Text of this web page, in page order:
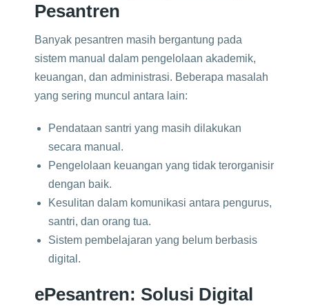
Pesantren
Banyak pesantren masih bergantung pada
sistem manual dalam pengelolaan akademik,
keuangan, dan administrasi. Beberapa masalah
yang sering muncul antara lain:
Pendataan santri yang masih dilakukan
secara manual.
Pengelolaan keuangan yang tidak terorganisir
dengan baik.
Kesulitan dalam komunikasi antara pengurus,
santri, dan orang tua.
Sistem pembelajaran yang belum berbasis
digital.
ePesantren: Solusi Digital